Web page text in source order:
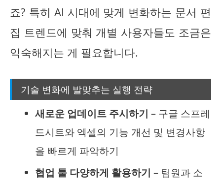
죠? 특히 AI 시대에 맞게 변화하는 문서 편
집 트렌드에 맞춰 개별 사용자들도 조금은
익숙해지는 게 필요합니다.
기술 변화에 발맞추는 실행 전략
새로운 업데이트 주시하기 – 구글 스프레
드시트와 엑셀의 기능 개선 및 변경사항
을 빠르게 파악하기
협업 툴 다양하게 활용하기 – 팀원과 소